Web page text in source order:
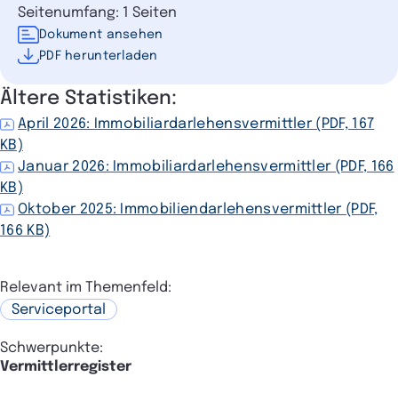
Seitenumfang: 1 Seiten
Dokument ansehen
PDF herunterladen
Ältere Statistiken:
April 2026: Immobiliardarlehensvermittler (PDF, 167
KB)
Januar 2026: Immobiliardarlehensvermittler (PDF, 166
KB)
Oktober 2025: Immobiliendarlehensvermittler (PDF,
166 KB)
Relevant im Themenfeld:
Serviceportal
Schwerpunkte:
Vermittlerregister